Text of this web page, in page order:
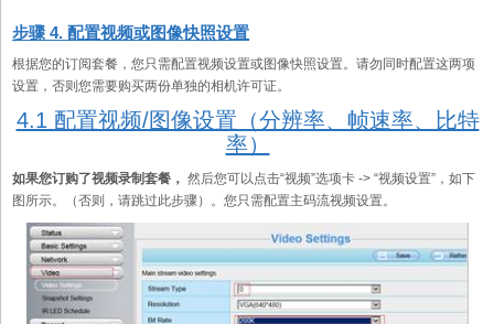
步骤 4. 配置视频或图像快照设置
根据您的订阅套餐，您只需配置视频设置或图像快照设置。请勿同时配置这两项
设置，否则您需要购买两份单独的相机许可证。
4.1 配置视频/图像设置（分辨率、帧速率、比特
率）
如果您订购了视频录制套餐， 然后您可以点击“视频”选项卡 -> “视频设置”，如下
图所示。（否则，请跳过此步骤）。您只需配置主码流视频设置。